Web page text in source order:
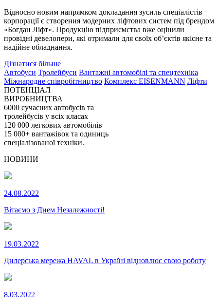
Відносно новим напрямком докладання зусиль спеціалістів
корпорації є створення модерних ліфтових систем під брендом
«Богдан Ліфт». Продукцію підприємства вже оцінили
провідні девелопери, які отримали для своїх об’єктів якісне та
надійне обладнання.
Дізнатися більше
Автобуси Тролейбуси Вантажні автомобілі та спецтехніка
Міжнародне співробітництво Комплекс EISENMANN Ліфти
ПОТЕНЦІАЛ
ВИРОБНИЦТВА
6000 сучасних автобусів та
тролейбусів у всіх класах
120 000 легкових автомобілів
15 000+ вантажівок та одиниць
спеціалізованої техніки.
НОВИНИ
24.08.2022
Вітаємо з Днем Незалежності!
19.03.2022
Дилерська мережа HAVAL в Україні відновлює свою роботу
8.03.2022